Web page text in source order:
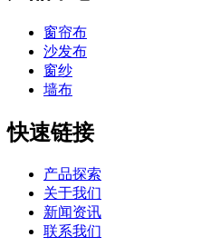
窗帘布
沙发布
窗纱
墙布
快速链接
产品探索
关于我们
新闻资讯
联系我们